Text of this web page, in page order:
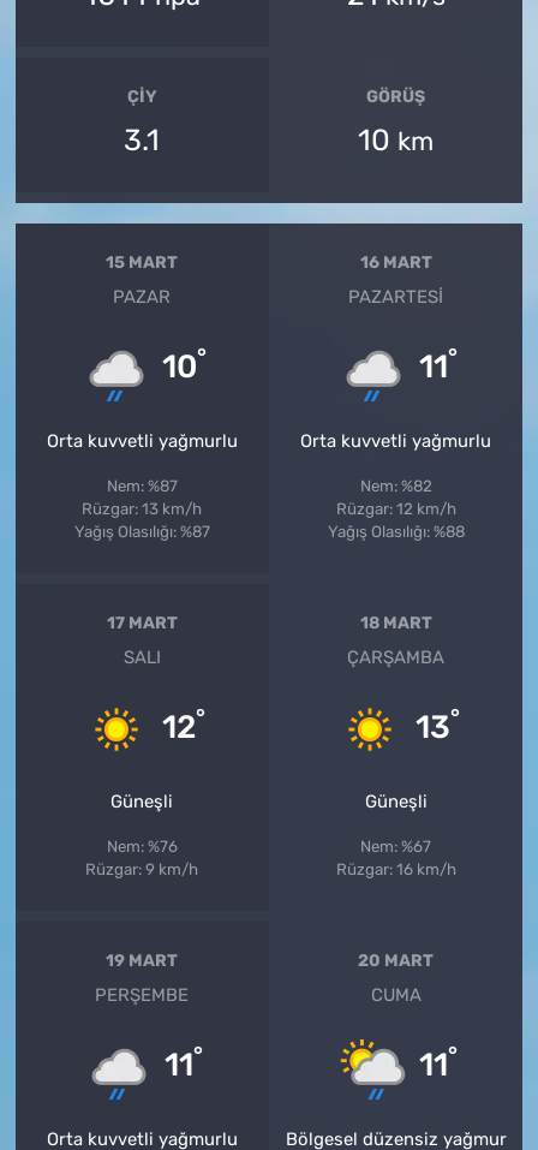
ÇIY
3.1
GÖRÜŞ
10 km
15 MART
PAZAR
10°
Orta kuvvetli yağmurlu
Nem: %87
Rüzgar: 13 km/h
Yağış Olasılığı: %87
16 MART
PAZARTESI
11°
Orta kuvvetli yağmurlu
Nem: %82
Rüzgar: 12 km/h
Yağış Olasılığı: %88
17 MART
SALI
12°
Güneşli
Nem: %76
Rüzgar: 9 km/h
18 MART
ÇARŞAMBA
13°
Güneşli
Nem: %67
Rüzgar: 16 km/h
19 MART
PERŞEMBE
11°
Orta kuvvetli yağmurlu
20 MART
CUMA
11°
Bölgesel düzensiz yağmur